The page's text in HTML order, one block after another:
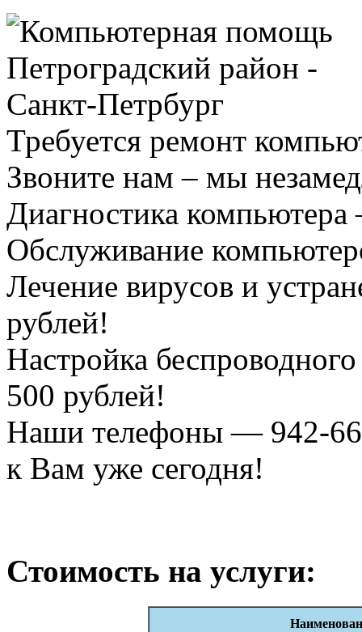
Требуется ремонт
Звоните нам – мы
Диагностика
Обслуживание
Лечение вирусов и
рублей!
Настройка
500 рублей!
Наши телефоны — 942-
к Вам уже сегодня!
Стоимость на услуги: